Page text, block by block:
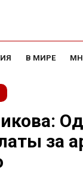
В МИРЕ
за